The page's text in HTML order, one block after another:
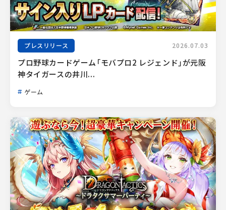
プレスリリース 2026.07.03
プロ野球カードゲーム「モバプロ2 レジェンド」が元阪
神タイガースの井川...
ゲーム